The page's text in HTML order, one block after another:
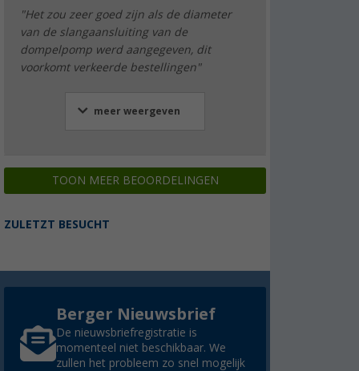
"Het zou zeer goed zijn als de diameter
van de slangaansluiting van de
dompelpomp werd aangegeven, dit
voorkomt verkeerde bestellingen"
meer weergeven
TOON MEER BEOORDELINGEN
ZULETZT BESUCHT
Berger Nieuwsbrief
De nieuwsbriefregistratie is
momenteel niet beschikbaar. We
zullen het probleem zo snel mogelijk